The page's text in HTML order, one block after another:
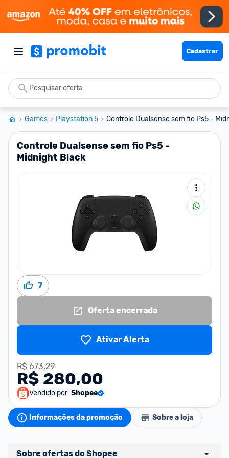
Cadastrar
Games Playstation 5 Controle Dualsense sem fio Ps5 -
Controle Dualsense sem fio Ps5 -
Midnight Black
7
Oferta encerrada
Ativar Alerta
R$ 673,29
R$ 280,00
Vendido por: Shopee
Informações da promoção Sobre a loja
Sobre ofertas do Shopee